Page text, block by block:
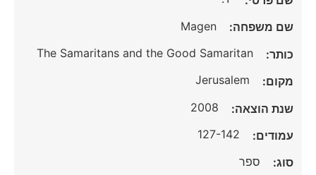
שם משפחה: Magen
כותר: The Samaritans and the Good Samaritan
מקום: Jerusalem
שנת הוצאה: 2008
עמודים: 127-142
סוג: ספר